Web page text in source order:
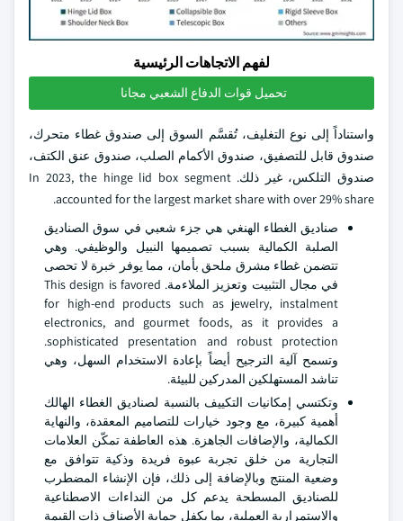
لفهم الاتجاهات الرئيسية
تحميل قوات الدفاع الشعبي مجانا
واستناداً إلى نوع التغليف، تُقسَّم السوق إلى صندوق غطاء متحرك،
صندوق قابل للتصفيق، صندوق الأكمام الصلب، صندوق عنق الكتف،
صندوق التلكس، غير ذلك. In 2023, the hinge lid box segment
accounted for the largest market share with over 29% share.
صناديق الغطاء الهنغي هي جزء شعبي في سوق الصناديق
الصلبة الكمالية بسبب تصميمها النبيل والوظيفي. وهي
تتضمن غطاء مشرق ملحق بأمان، مما يوفر خبرة لا تحصى
في مجال التثبيت وتعزيز الملاءمة. This design is favored
for high-end products such as jewelry, instalment
electronics, and gourmet foods, as it provides a
sophisticated presentation and robust protection.
وتسمح آلية الترجيح أيضاً بإعادة الاستخدام السهل، وهي
تناشد المستهلكين المدركين للبيئة.
وتكتسي إمكانيات التكييف بالنسبة لصناديق الغطاء الهالك
أهمية كبيرة، مع وجود خيارات للتصاميم المعقدة، والنهاية
الكمالية، والإضافات الجاهزة. هذه العاطفة تمكّن العلامات
التجارية من خلق تجربة عبوة فريدة وذكية تتوافق مع
وضعية المنتج وبالإضافة إلى ذلك، فإن الإنشاء المضطرب
للصناديق المسطحة يدعم كل من النداءات الاصطناعية
والاستمرارية العملية، بما يكفل حماية الأصناف ذات القيمة